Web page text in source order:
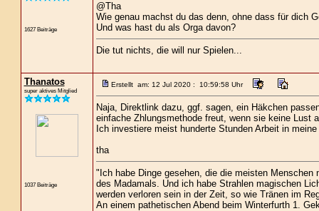
1627 Beiträge
@Tha
Wie genau machst du das denn, ohne dass für dich
Und was hast du als Orga davon?
Die tut nichts, die will nur Spielen...
Thanatos
super aktives Mitglied
1037 Beiträge
Erstellt am: 12 Jul 2020 : 10:59:58 Uhr
Naja, Direktlink dazu, ggf. sagen, ein Häkchen
einfache Zhlungsmethode freut, wenn sie keine Lust
Ich investiere meist hunderte Stunden Arbeit in
tha
"Ich habe Dinge gesehen, die die meisten
des Madamals. Und ich habe Strahlen magischen
werden verloren sein in der Zeit, so wie Tränen im
An einem pathetischen Abend beim Winterfurth 1.